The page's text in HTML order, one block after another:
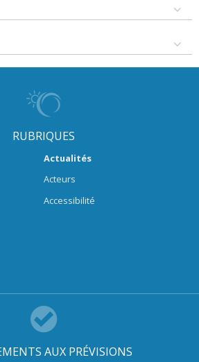
RUBRIQUES
Actualités
Acteurs
Accessibilité
AUX PRÉVISIONS